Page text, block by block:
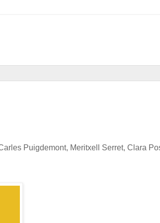
Puigdemont, Meritxell Serret, Clara